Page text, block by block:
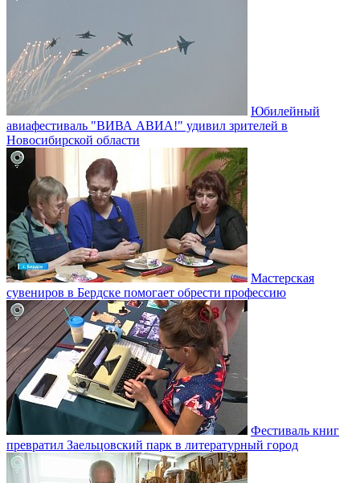
Юбилейный
авиафестиваль "ВИВА АВИА!" удивил зрителей в
Новосибирской области
Мастерская
сувениров в Бердске помогает обрести профессию
Фестиваль книг
превратил Заельцовский парк в литературный город